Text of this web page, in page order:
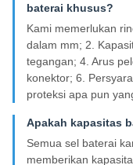
baterai khusus?
Kami memerlukan
dalam mm; 2.
tegangan; 4. Arus
konektor; 6.
proteksi apa pun
Apakah kapasitas
Semua sel baterai
memberikan